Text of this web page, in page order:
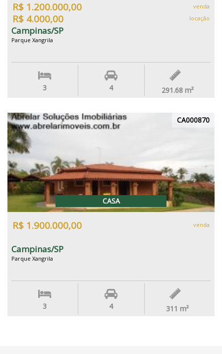
R$ 1.200.000,00 venda
R$ 4.000,00 locação
Campinas/SP
Parque Xangrila
3 4 291.68 m²
CA000870
CASA
R$ 1.900.000,00 venda
Campinas/SP
Parque Xangrila
3 4 311 m²